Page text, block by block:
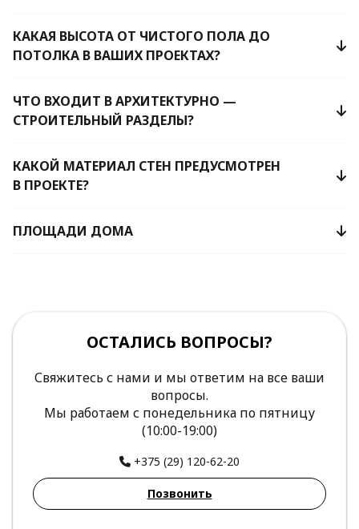
КАКАЯ ВЫСОТА ОТ ЧИСТОГО ПОЛА ДО
ПОТОЛКА В ВАШИХ ПРОЕКТАХ?
ЧТО ВХОДИТ В АРХИТЕКТУРНО —
СТРОИТЕЛЬНЫЙ РАЗДЕЛЫ?
КАКОЙ МАТЕРИАЛ СТЕН ПРЕДУСМОТРЕН
В ПРОЕКТЕ?
ПЛОЩАДИ ДОМА
ОСТАЛИСЬ ВОПРОСЫ?
Свяжитесь с нами и мы ответим на все ваши
вопросы.
Мы работаем с понедельника по пятницу
(10:00-19:00)
+375 (29) 120-62-20
Позвонить